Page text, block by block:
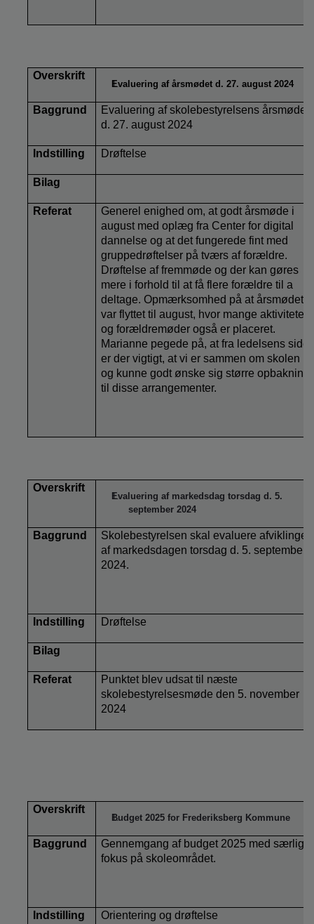
Overskrift
Evaluering af årsmødet d. 27. august 2024
Baggrund
Evaluering af skolebestyrelsens årsmøde
d. 27. august 2024
Indstilling Drøftelse
Bilag
Referat
Generel enighed om, at godt årsmøde i
august med oplæg fra Center for digital
dannelse og at det fungerede fint med
gruppedrøftelser på tværs af forældre.
Drøftelse af fremmøde og der kan gøres
mere i forhold til at få flere forældre til a
deltage. Opmærksomhed på at årsmødet
var flyttet til august, hvor mange aktiviteter
og forældremøder også er placeret.
Marianne pegede på, at fra ledelsens side,
er der vigtigt, at vi er sammen om skolen
og kunne godt ønske sig større opbakning
til disse arrangementer.
Overskrift
Evaluering af markedsdag torsdag d. 5.
september 2024
Baggrund
Skolebestyrelsen skal evaluere afviklingen
af markedsdagen torsdag d. 5. september
2024.
Indstilling Drøftelse
Bilag
Referat
Punktet blev udsat til næste
skolebestyrelsesmøde den 5. november
2024
Overskrift
Budget 2025 for Frederiksberg Kommune
Baggrund
Gennemgang af budget 2025 med særligt
fokus på skoleområdet.
Indstilling Orientering og drøftelse